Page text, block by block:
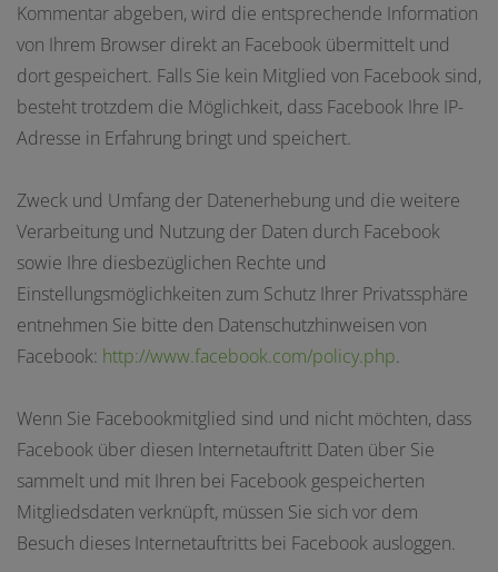
Kommentar abgeben, wird die entsprechende Information
von Ihrem Browser direkt an Facebook übermittelt und
dort gespeichert. Falls Sie kein Mitglied von Facebook sind,
besteht trotzdem die Möglichkeit, dass Facebook Ihre IP-
Adresse in Erfahrung bringt und speichert.
Zweck und Umfang der Datenerhebung und die weitere
Verarbeitung und Nutzung der Daten durch Facebook
sowie Ihre diesbezüglichen Rechte und
Einstellungsmöglichkeiten zum Schutz Ihrer Privatssphäre
entnehmen Sie bitte den Datenschutzhinweisen von
Facebook: http://www.facebook.com/policy.php.
Wenn Sie Facebookmitglied sind und nicht möchten, dass
Facebook über diesen Internetauftritt Daten über Sie
sammelt und mit Ihren bei Facebook gespeicherten
Mitgliedsdaten verknüpft, müssen Sie sich vor dem
Besuch dieses Internetauftritts bei Facebook ausloggen.